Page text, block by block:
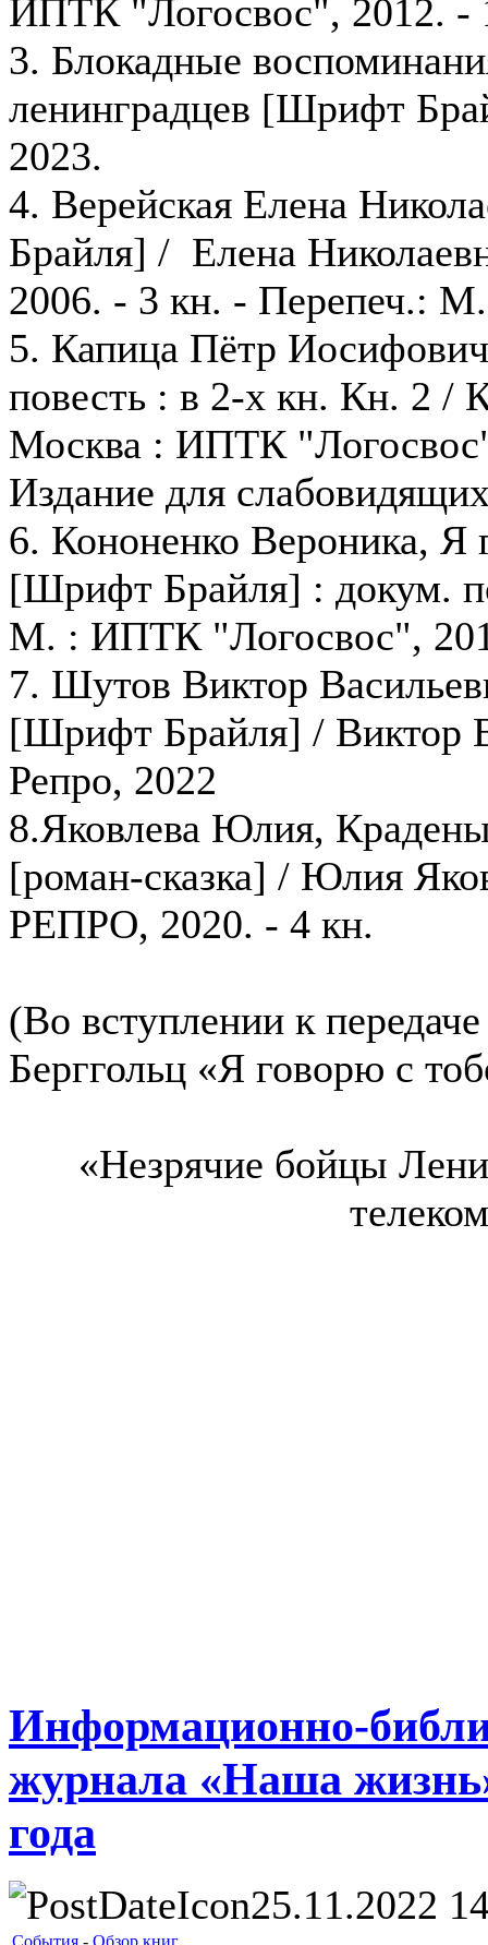
ИПТК "Логосвос", 2012. -
3. Блокадные
ленинградцев [Шрифт
2023.
4. Верейская Елена
Брайля] / Елена
2006. - 3 кн. - Перепеч.:
5. Капица Пётр
повесть : в 2-х кн. Кн. 2 /
Москва : ИПТК
Издание для
6. Кононенко Вероника, Я
[Шрифт Брайля] : докум.
М. : ИПТК "Логосвос",
7. Шутов Виктор
[Шрифт Брайля] /
Репро, 2022
8.Яковлева Юлия,
[роман-сказка] / Юлия
РЕПРО, 2020. - 4 кн.
(Во вступлении к
Берггольц «Я говорю с
«Незрячие бойцы
Информационно-
журнала «Наша
года
25.11.2022
События - Обзор книг